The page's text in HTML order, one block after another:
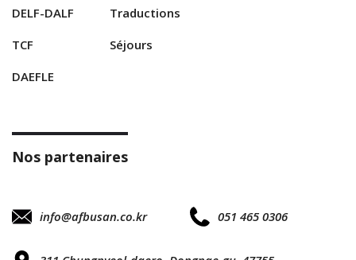
DELF-DALF
TCF
DAEFLE
Traductions
Séjours
Nos partenaires
info@afbusan.co.kr 051 465 0306